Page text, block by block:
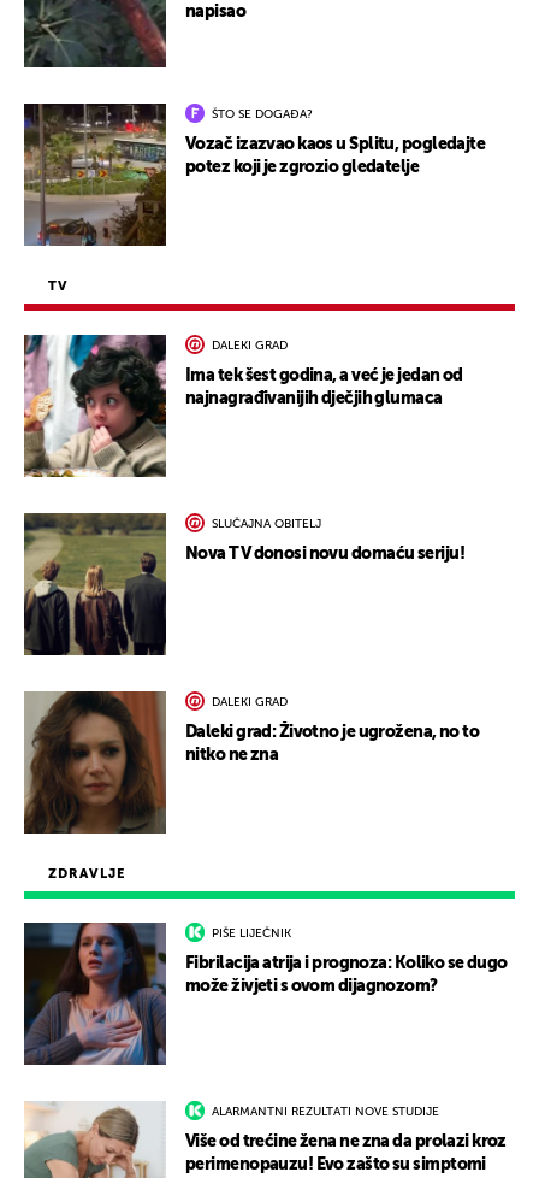
ZDRAVLJE
PIŠE LIJEČNIK
Fibrilacija atrija i prognoza: Koliko se dugo
može živjeti s ovom dijagnozom?
ALARMANTNI REZULTATI NOVE STUDIJE
Više od trećine žena ne zna da prolazi kroz
perimenopauzu! Evo zašto su simptomi
napisao
ŠTO SE DOGAĐA?
Vozač izazvao kaos u Splitu, pogledajte
potez koji je zgrozio gledatelje
TV
DALEKI GRAD
Ima tek šest godina, a već je jedan od
najnagrađivanijih dječjih glumaca
SLUČAJNA OBITELJ
Nova TV donosi novu domaću seriju!
DALEKI GRAD
Daleki grad: Životno je ugrožena, no to
nitko ne zna